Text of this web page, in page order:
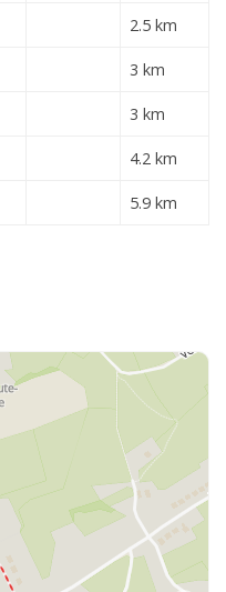
2.5 km
3 km
3 km
4.2 km
5.9 km